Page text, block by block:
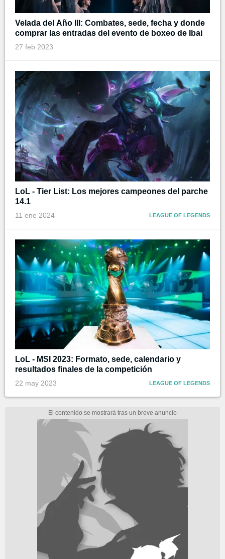
Velada del Año III: Combates, sede, fecha y donde
comprar las entradas del evento de boxeo de Ibai
27 feb 2023
LoL - Tier List: Los mejores campeones del parche
14.1
11 ene 2024 LEAGUE OF LEGENDS
LoL - MSI 2023: Formato, sede, calendario y
resultados finales de la competición
22 may 2023 LEAGUE OF LEGENDS